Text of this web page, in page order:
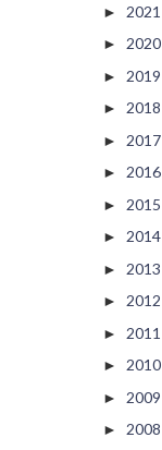
► 2021
► 2020
► 2019
► 2018
► 2017
► 2016
► 2015
► 2014
► 2013
► 2012
► 2011
► 2010
► 2009
► 2008